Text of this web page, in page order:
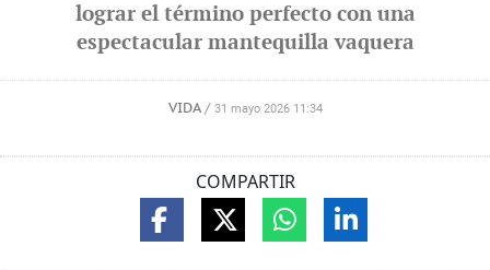
lograr el término perfecto con una
espectacular mantequilla vaquera
VIDA / 31 mayo 2026 11:34
COMPARTIR